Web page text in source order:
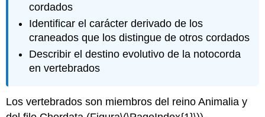
cordados
Identificar el carácter derivado de los
craneados que los distingue de otros cordados
Describir el destino evolutivo de la notocorda
en vertebrados
Los vertebrados son miembros del reino Animalia y